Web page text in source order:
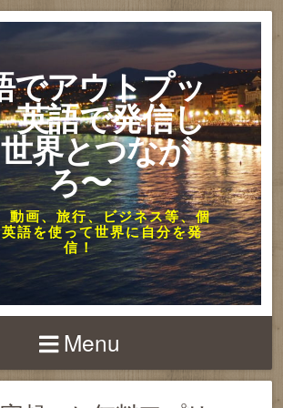
でアウトプッ
語で発信し
界とつなが
ろ〜
動画、旅行、ビジネス等、個
語を使って世界に自分を発
信！
Menu